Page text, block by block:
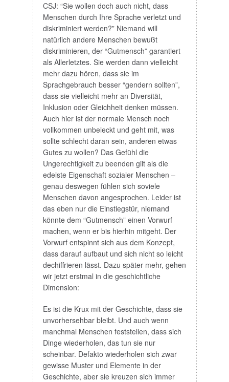
CSJ: “Sie wollen doch auch nicht, dass
Menschen durch Ihre Sprache verletzt und
diskriminiert werden?” Niemand will
natürlich andere Menschen bewußt
diskriminieren, der “Gutmensch” garantiert
als Allerletztes. Sie werden dann vielleicht
mehr dazu hören, dass sie im
Sprachgebrauch besser “gendern sollten”,
dass sie vielleicht mehr an Diversität,
Inklusion oder Gleichheit denken müssen.
Auch hier ist der normale Mensch noch
vollkommen unbeleckt und geht mit, was
sollte schlecht daran sein, anderen etwas
Gutes zu wollen? Das Gefühl die
Ungerechtigkeit zu beenden gilt als die
edelste Eigenschaft sozialer Menschen –
genau deswegen fühlen sich soviele
Menschen davon angesprochen. Leider ist
das eben nur die Einstiegstür, niemand
könnte dem “Gutmensch” einen Vorwurf
machen, wenn er bis hierhin mitgeht. Der
Vorwurf entspinnt sich aus dem Konzept,
dass darauf aufbaut und sich nicht so leicht
dechiffrieren lässt. Dazu später mehr, gehen
wir jetzt erstmal in die geschichtliche
Dimension:
Es ist die Krux mit der Geschichte, dass sie
unvorhersehbar bleibt. Und auch wenn
manchmal Menschen feststellen, dass sich
Dinge wiederholen, das tun sie nur
scheinbar. Defakto wiederholen sich zwar
gewisse Muster und Elemente in der
Geschichte, aber sie kreuzen sich immer